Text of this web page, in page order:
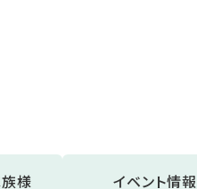
様 イベント情報